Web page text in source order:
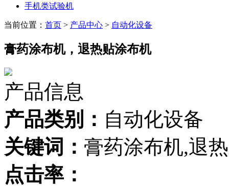
手机类试验机
当前位置： 首页 > 产品中心 > 自动化设备
膏药涂布机，退热贴涂布机
产品信息
产品类别： 自动化设备
关键词： 膏药涂布机,退
点击率：